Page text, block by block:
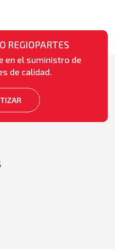
REGIOPARTES
en el suministro de
de calidad.